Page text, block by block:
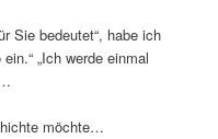
Sie bedeutet“, habe ich
„Ich werde einmal
möchte…